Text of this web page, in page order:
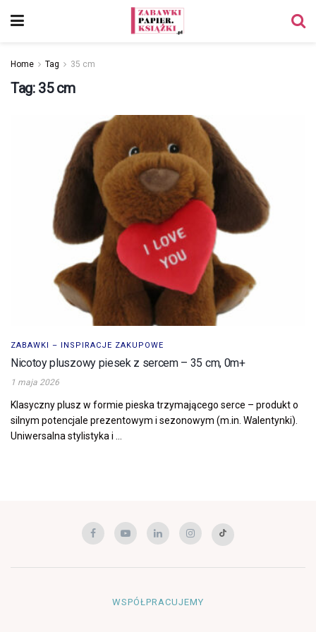
Home Tag 35 cm
Tag: 35 cm
ZABAWKI – INSPIRACJE ZAKUPOWE
Nicotoy pluszowy piesek z sercem – 35 cm, 0m+
1 maja 2026
Klasyczny plusz w formie pieska trzymającego serce – produkt o
silnym potencjale prezentowym i sezonowym (m.in. Walentynki).
Uniwersalna stylistyka i ...
WSPÓŁPRACUJEMY